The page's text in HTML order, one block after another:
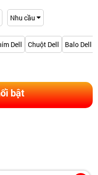
Nhu cầu
Dell Chuột Dell Balo Dell
bật